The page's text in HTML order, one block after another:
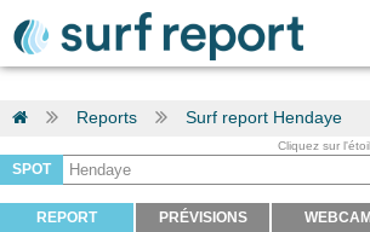
Reports Surf report Hendaye
Cliquez sur
SPOT
REPORT PRÉVISIONS WEBCAM